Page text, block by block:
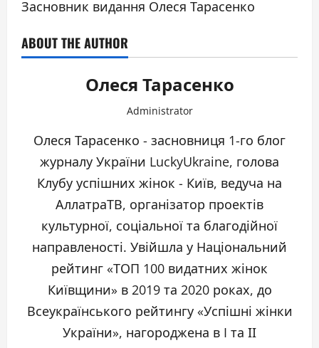
Засновник видання Олеся Тарасенко
ABOUT THE AUTHOR
Олеся Тарасенко
Administrator
Олеся Тарасенко - засновниця 1-го блог
журналу України LuckyUkraine, голова
Клубу успішних жінок - Київ, ведуча на
АллатраТВ, організатор проектів
культурної, соціальної та благодійної
направленості. Увійшла у Національний
рейтинг «ТОП 100 видатних жінок
Київщини» в 2019 та 2020 роках, до
Всеукраїнського рейтингу «Успішні жінки
України», нагороджена в I та ІІ